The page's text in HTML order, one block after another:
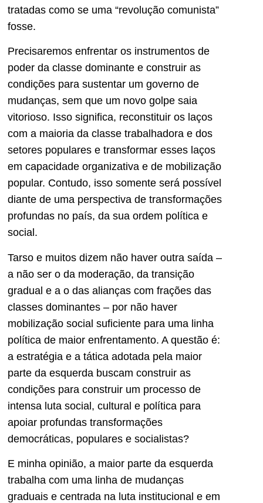
tratadas como se uma “revolução comunista”
fosse.
Precisaremos enfrentar os instrumentos de
poder da classe dominante e construir as
condições para sustentar um governo de
mudanças, sem que um novo golpe saia
vitorioso. Isso significa, reconstituir os laços
com a maioria da classe trabalhadora e dos
setores populares e transformar esses laços
em capacidade organizativa e de mobilização
popular. Contudo, isso somente será possível
diante de uma perspectiva de transformações
profundas no país, da sua ordem política e
social.
Tarso e muitos dizem não haver outra saída –
a não ser o da moderação, da transição
gradual e a o das alianças com frações das
classes dominantes – por não haver
mobilização social suficiente para uma linha
política de maior enfrentamento. A questão é:
a estratégia e a tática adotada pela maior
parte da esquerda buscam construir as
condições para construir um processo de
intensa luta social, cultural e política para
apoiar profundas transformações
democráticas, populares e socialistas?
E minha opinião, a maior parte da esquerda
trabalha com uma linha de mudanças
graduais e centrada na luta institucional e em